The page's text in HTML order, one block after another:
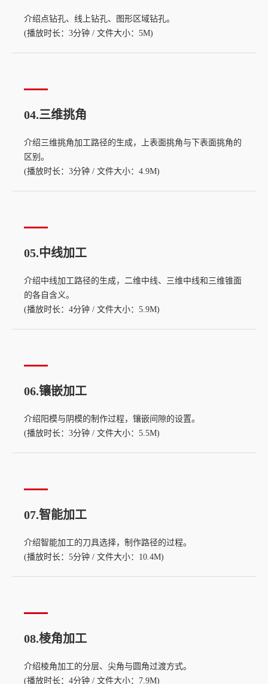
介绍点钻孔、线上钻孔、图形区域钻孔。
(播放时长：3分钟 / 文件大小：5M)
04.三维挑角
介绍三维挑角加工路径的生成，上表面挑角与下表面挑角的
区别。
(播放时长：3分钟 / 文件大小：4.9M)
05.中线加工
介绍中线加工路径的生成，二维中线、三维中线和三维锥面
的各自含义。
(播放时长：4分钟 / 文件大小：5.9M)
06.镶嵌加工
介绍阳模与阴模的制作过程，镶嵌间隙的设置。
(播放时长：3分钟 / 文件大小：5.5M)
07.智能加工
介绍智能加工的刀具选择，制作路径的过程。
(播放时长：5分钟 / 文件大小：10.4M)
08.棱角加工
介绍棱角加工的分层、尖角与圆角过渡方式。
(播放时长：4分钟 / 文件大小：7.9M)